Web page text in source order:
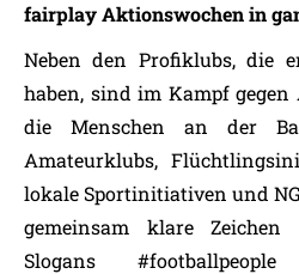
fairplay Aktionswochen in
Neben den Profiklubs, die
haben, sind im Kampf
die Menschen an der
Amateurklubs,
lokale Sportinitiativen und
gemeinsam klare
Slogans